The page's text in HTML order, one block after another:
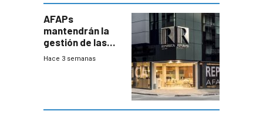
AFAPs
mantendrán la
gestión de las
cuentas
Hace 3 semanas